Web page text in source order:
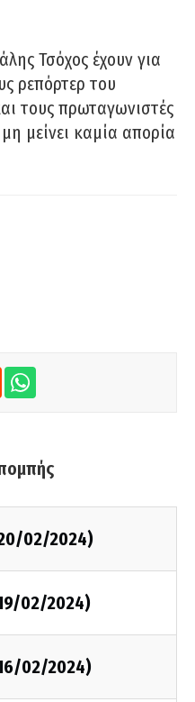
Τσόχος έχουν για
ρεπόρτερ του
τους πρωταγωνιστές
μείνει καμία απορία
02/2024)
02/2024)
02/2024)